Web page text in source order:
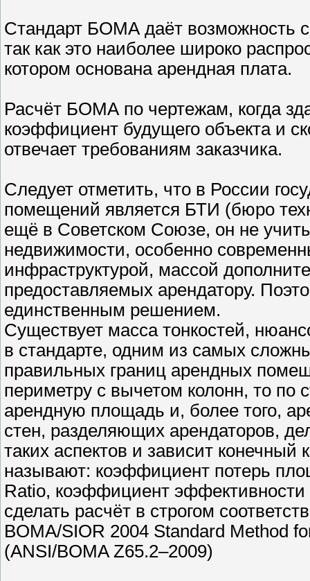
Стандарт БОМА даёт возможность
так как это наиболее широко
котором основана арендная плата.
Расчёт БОМА по чертежам, когда
коэффициент будущего объекта и
отвечает требованиям заказчика.
Следует отметить, что в России
помещений является БТИ (бюро
ещё в Советском Союзе, он не
недвижимости, особенно
инфраструктурой, массой
предоставляемых арендатору.
единственным решением.
Существует масса тонкостей,
в стандарте, одним из самых
правильных границ арендных
периметру с вычетом колонн, то
арендную площадь и, более того,
стен, разделяющих арендаторов,
таких аспектов и зависит
называют: коэффициент потерь
Ratio, коэффициент
сделать расчёт в строгом
BOMA/SIOR 2004 Standard Method
(ANSI/BOMA Z65.2–2009)